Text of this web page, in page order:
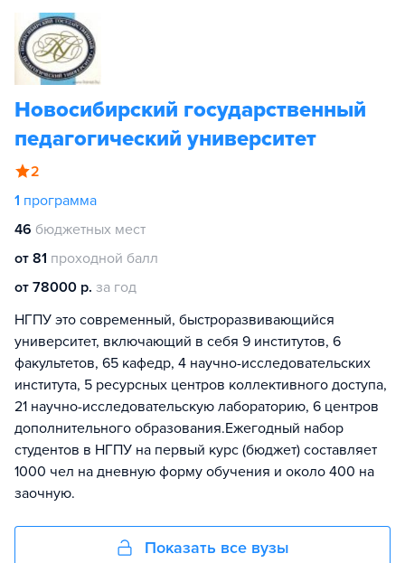
Новосибирский государственный
педагогический университет
2
1 программа
46 бюджетных мест
от 81 проходной балл
от 78000 р. за год
НГПУ это современный, быстроразвивающийся
университет, включающий в себя 9 институтов, 6
факультетов, 65 кафедр, 4 научно-исследовательских
института, 5 ресурсных центров коллективного доступа,
21 научно-исследовательскую лабораторию, 6 центров
дополнительного образования.Ежегодный набор
студентов в НГПУ на первый курс (бюджет) составляет
1000 чел на дневную форму обучения и около 400 на
заочную.
Показать все вузы